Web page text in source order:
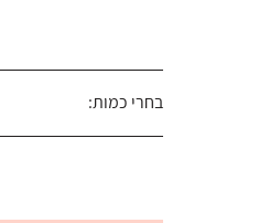
בחרי כמות: